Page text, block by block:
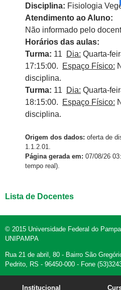
Disciplina: Fisiologia
Atendimento ao Aluno:
Não informado pelo
Horários das aulas:
Turma: 11 Dia: Quarta-
17:15:00.
Espaço Físico:
disciplina.
Turma: 11 Dia: Quarta-
18:15:00.
Espaço Físico:
disciplina.
Origem dos dados: oferta de
1.1.2.01.
Página gerada em: 07/08/26
tempo real).
Lista de Docentes
© 2015 Universidade Federal do
UNIPAMPA
Rua 21 de abril, 80 - Bairro São
Pedrito, RS - 96450-000 - Fone
Institucional